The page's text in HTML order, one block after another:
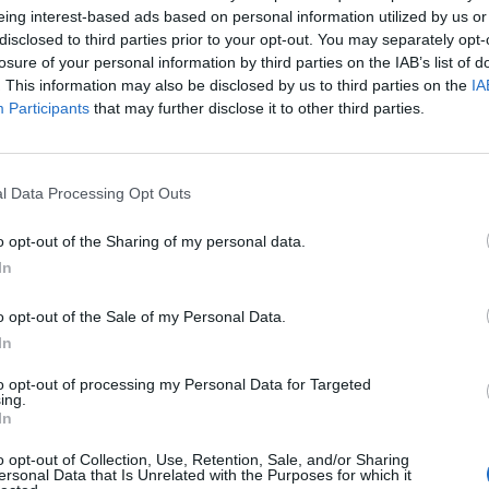
interest-based ads based on personal information utilized by us
to third parties prior to your opt-out. You may separately
of your personal information by third parties on the IAB’s list of
This information may also be disclosed by us to third parties on the
Participants that may further disclose it to other third parties.
Data Processing Opt Outs
opt-out of the Sharing of my personal data.
opt-out of the Sale of my Personal Data.
opt-out of processing my Personal Data for Targeted
opt-out of Collection, Use, Retention, Sale, and/or Sharing
Data that Is Unrelated with the Purposes for which it
Via Confalonieri, 5
Castronno
diagosto
abbiamo a cuore l'informazione del nostro
sempre in prima linea per informarvi in modo